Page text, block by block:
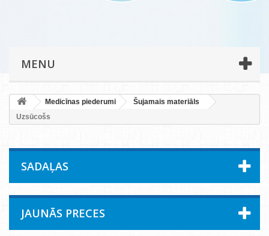
MENU
Medicīnas piederumi
Šujamais materiāls
Uzsūcošs
SADAĻAS
JAUNĀS PRECES